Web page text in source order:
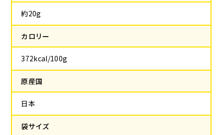
約20g
カロリー
372kcal/100g
原産国
日本
袋サイズ